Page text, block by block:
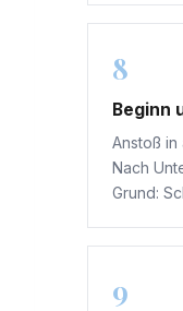
8
Beginn
Anstoß in
Nach
Grund:
9